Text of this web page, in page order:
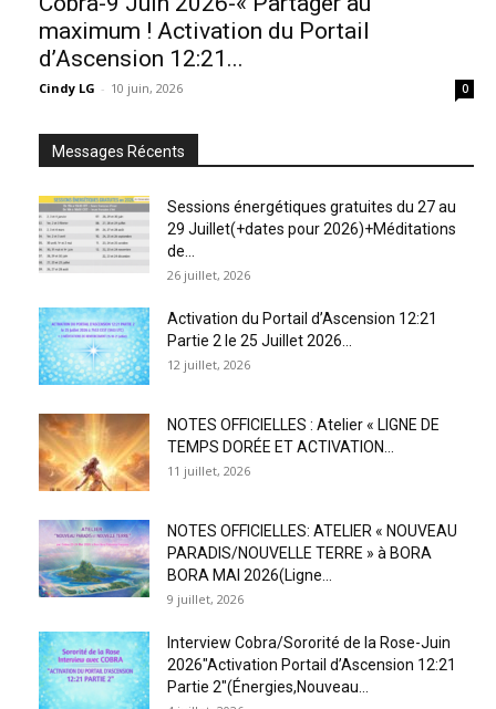
maximum ! Activation du Portail
d’Ascension 12:21...
Cindy LG - 10 juin, 2026 0
Messages Récents
Sessions énergétiques gratuites du 27 au
29 Juillet(+dates pour 2026)+Méditations
de...
26 juillet, 2026
Activation du Portail d’Ascension 12:21
Partie 2 le 25 Juillet 2026...
12 juillet, 2026
NOTES OFFICIELLES : Atelier « LIGNE DE
TEMPS DORÉE ET ACTIVATION...
11 juillet, 2026
NOTES OFFICIELLES: ATELIER « NOUVEAU
PARADIS/NOUVELLE TERRE » à BORA
BORA MAI 2026(Ligne...
9 juillet, 2026
Interview Cobra/Sororité de la Rose-Juin
2026″Activation Portail d’Ascension 12:21
Partie 2″(Énergies,Nouveau...